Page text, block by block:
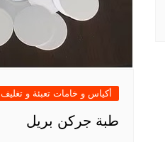
أكياس و خامات تعبئة و تغليف
طبة جركن بريل